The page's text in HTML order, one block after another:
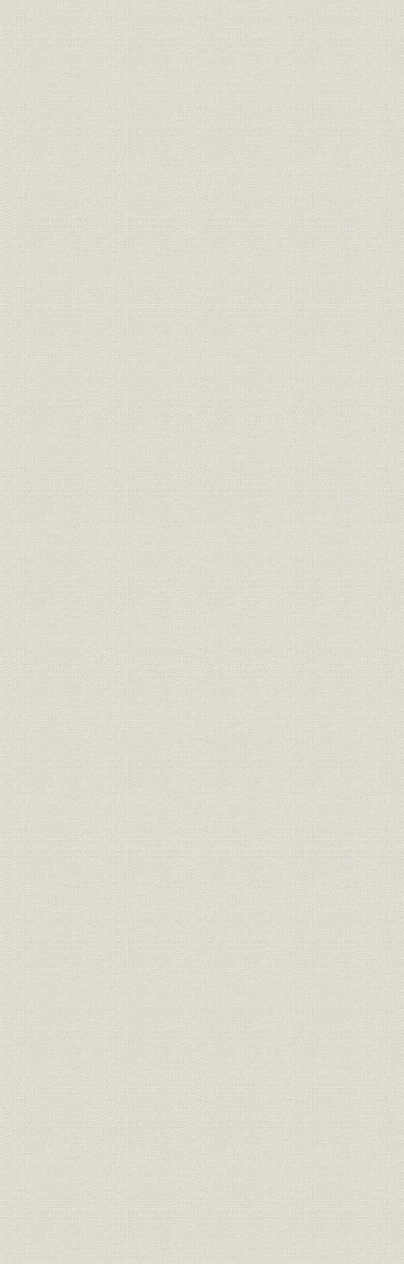
技術
「モートルの明電」から「パワ
ートロニクスの明電」へ 1972●
昭和47年→平成元年●1989
昭和46年
(1972年)
技術
「モートルの明電」から「パワ
ートロニクスの明電」へ 1972●
昭和47年→平成元年●1989
昭和51年
(1989年)
技術
21世紀への架け橋 1990●平成2
年→平成9年●1997
平成2年
年)
設備;催し
21世紀への架け橋 1990●平成2
年→平成9年●1997
平成9年